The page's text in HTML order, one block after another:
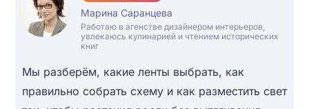
Марина Саранцева
Работаю в агенстве дизайнером интерьеров,
увлекаюсь кулинарией и чтением исторических
книг
Мы разберём, какие ленты выбрать, как
правильно собрать схему и как разместить свет